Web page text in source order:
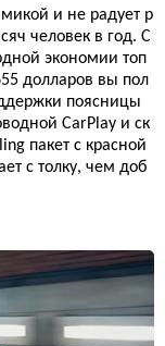
и не радует р
человек в год. С
экономии топ
долларов вы пол
поясницы
CarPlay и ск
пакет с красной
с толку, чем доб